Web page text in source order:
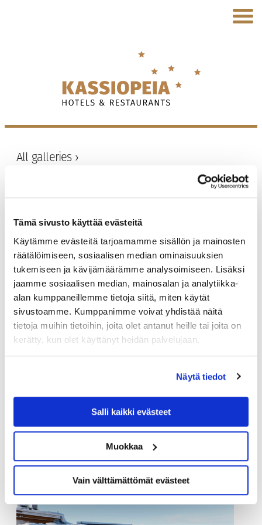
Tämä sivusto käyttää evästeitä
Käytämme evästeitä tarjoamamme sisällön ja mainosten
räätälöimiseen, sosiaalisen median ominaisuuksien
tukemiseen ja kävijämäärämme analysoimiseen. Lisäksi
jaamme sosiaalisen median, mainosalan ja analytiikka-
alan kumppaneillemme tietoja siitä, miten käytät
sivustoamme. Kumppanimme voivat yhdistää näitä
tietoja muihin tietoihin, joita olet antanut heille tai joita on
kerätty, kun olet käyttänyt heidän palvelujaan.
Näytä tiedot
Salli kaikki evästeet
Muokkaa
Vain välttämättömät evästeet
All galleries ›
9. Levi Summit &
Samiland
(14 images)